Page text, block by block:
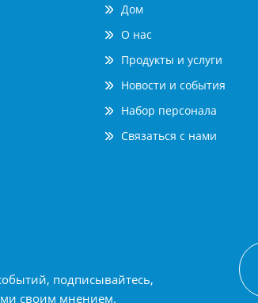
Дом
О нас
Продукты и услуги
Новости и события
Набор персонала
Связаться с нами
подписывайтесь,
своим мнением.